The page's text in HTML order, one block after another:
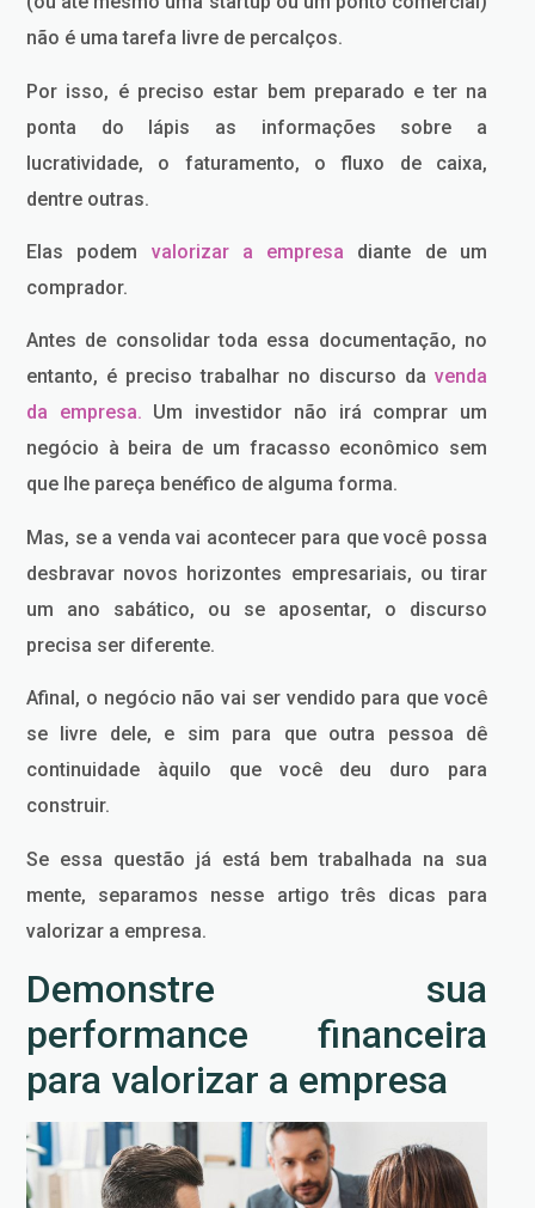
não é uma tarefa livre de percalços.
Por isso, é preciso estar bem preparado e ter na
ponta do lápis as informações sobre a
lucratividade, o faturamento, o fluxo de caixa,
dentre outras.
Elas podem valorizar a empresa diante de um
comprador.
Antes de consolidar toda essa documentação, no
entanto, é preciso trabalhar no discurso da venda
da empresa. Um investidor não irá comprar um
negócio à beira de um fracasso econômico sem
que lhe pareça benéfico de alguma forma.
Mas, se a venda vai acontecer para que você possa
desbravar novos horizontes empresariais, ou tirar
um ano sabático, ou se aposentar, o discurso
precisa ser diferente.
Afinal, o negócio não vai ser vendido para que você
se livre dele, e sim para que outra pessoa dê
continuidade àquilo que você deu duro para
construir.
Se essa questão já está bem trabalhada na sua
mente, separamos nesse artigo três dicas para
valorizar a empresa.
Demonstre sua
performance financeira
para valorizar a empresa